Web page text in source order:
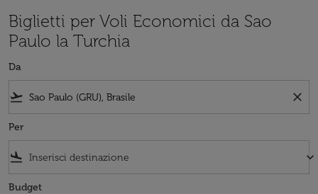
Biglietti per Voli Economici da Sao
Paulo la Turchia
Da
flight_takeoff close
Per
flight_land keyboard_arrow_down
Budget